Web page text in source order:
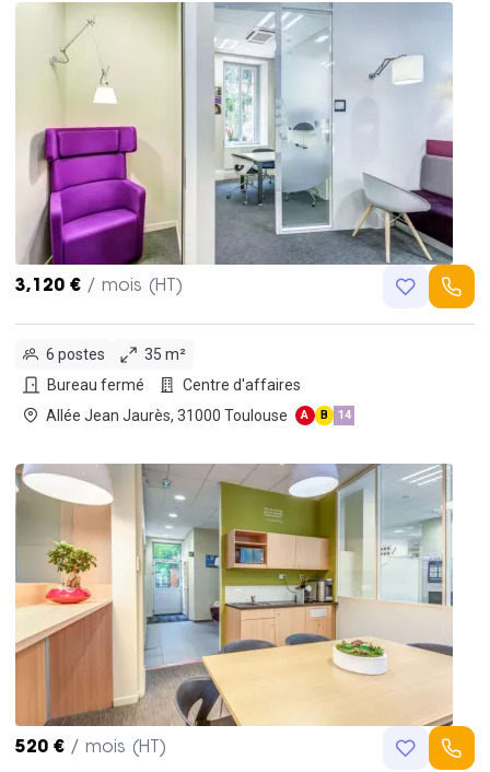
3,120 € / mois (HT)
6 postes
35 m²
Bureau fermé
Centre d'affaires
Allée Jean Jaurès, 31000 Toulouse
A B 14
520 € / mois (HT)